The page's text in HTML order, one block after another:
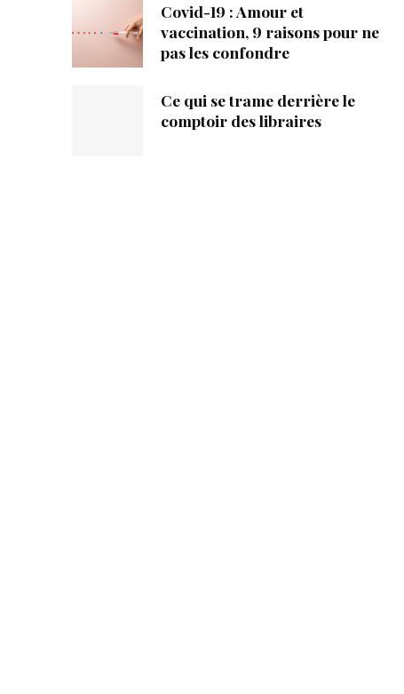
Covid-19 : Amour et
vaccination, 9 raisons pour ne
pas les confondre
Ce qui se trame derrière le
comptoir des libraires